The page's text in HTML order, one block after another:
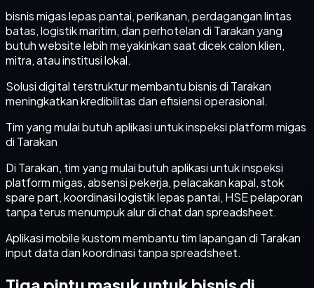
bisnis migas lepas pantai, perikanan, perdagangan lintas
batas, logistik maritim, dan perhotelan di Tarakan yang
butuh website lebih meyakinkan saat dicek calon klien,
mitra, atau institusi lokal.
Solusi digital terstruktur membantu bisnis di Tarakan
meningkatkan kredibilitas dan efisiensi operasional.
Tim yang mulai butuh aplikasi untuk inspeksi platform migas
di Tarakan
Di Tarakan, tim yang mulai butuh aplikasi untuk inspeksi
platform migas, absensi pekerja, pelacakan kapal, stok
spare part, koordinasi logistik lepas pantai, HSE pelaporan
tanpa terus menumpuk alur di chat dan spreadsheet.
Aplikasi mobile kustom membantu tim lapangan di Tarakan
input data dan koordinasi tanpa spreadsheet.